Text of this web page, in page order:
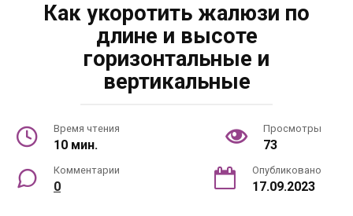
Как укоротить жалюзи по
длине и высоте
горизонтальные и
вертикальные
Время чтения
10 мин.
Просмотры
73
Комментарии
0
Опубликовано
17.09.2023